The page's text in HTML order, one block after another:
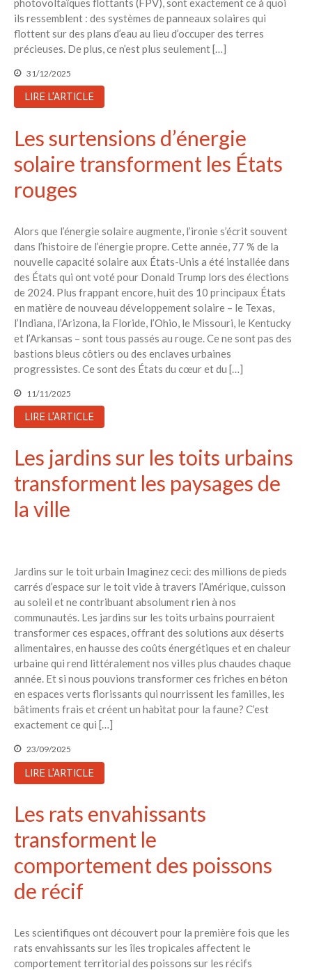
photovoltaïques flottants (FPV), sont exactement ce à quoi
ils ressemblent : des systèmes de panneaux solaires qui
flottent sur des plans d’eau au lieu d’occuper des terres
précieuses. De plus, ce n’est plus seulement […]
31/12/2025
LIRE L'ARTICLE
Les surtensions d’énergie
solaire transforment les États
rouges
Alors que l’énergie solaire augmente, l’ironie s’écrit souvent
dans l’histoire de l’énergie propre. Cette année, 77 % de la
nouvelle capacité solaire aux États-Unis a été installée dans
des États qui ont voté pour Donald Trump lors des élections
de 2024. Plus frappant encore, huit des 10 principaux États
en matière de nouveau développement solaire – le Texas,
l’Indiana, l’Arizona, la Floride, l’Ohio, le Missouri, le Kentucky
et l’Arkansas – sont tous passés au rouge. Ce ne sont pas des
bastions bleus côtiers ou des enclaves urbaines
progressistes. Ce sont des États du cœur et du […]
11/11/2025
LIRE L'ARTICLE
Les jardins sur les toits urbains
transforment les paysages de
la ville
Jardins sur le toit urbain Imaginez ceci: des millions de pieds
carrés d’espace sur le toit vide à travers l’Amérique, cuisson
au soleil et ne contribuant absolument rien à nos
communautés. Les jardins sur les toits urbains pourraient
transformer ces espaces, offrant des solutions aux déserts
alimentaires, en hausse des coûts énergétiques et en chaleur
urbaine qui rend littéralement nos villes plus chaudes chaque
année. Et si nous pouvions transformer ces friches en béton
en espaces verts florissants qui nourrissent les familles, les
bâtiments frais et créent un habitat pour la faune? C’est
exactement ce qui […]
23/09/2025
LIRE L'ARTICLE
Les rats envahissants
transforment le
comportement des poissons
de récif
Les scientifiques ont découvert pour la première fois que les
rats envahissants sur les îles tropicales affectent le
comportement territorial des poissons sur les récifs